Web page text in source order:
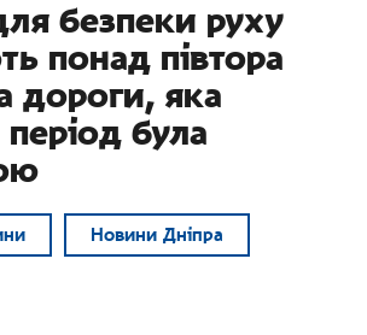
безпеки руху
понад півтора
дороги, яка
була
Новини Дніпра